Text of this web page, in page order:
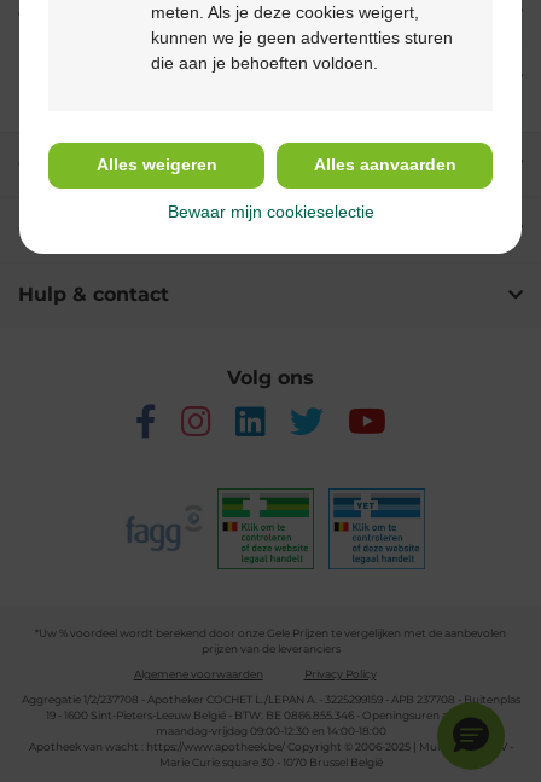
Onze diensten
Over Multipharma
Hulp & contact
Volg ons
*Uw % voordeel wordt berekend door onze Gele Prijzen te vergelijken met de aanbevolen
prijzen van de leveranciers
Algemene voorwaarden
Privacy Policy
Aggregatie 1/2/237708 - Apotheker COCHET L./LEPAN A. - 3225299159 - APB 237708 - Buitenplas
19 - 1600 Sint-Pieters-Leeuw België - BTW: BE 0866.855.346 - Openingsuren apotheek:
maandag-vrijdag 09:00-12:30 en 14:00-18:00
Apotheek van wacht :
https://www.apotheek.be/Copyright © 2006-2025 | Multipharma CV -
Marie Curie square 30 - 1070 Brussel België
meten. Als je deze cookies weigert,
kunnen we je geen advertentties sturen
die aan je behoeften voldoen.
Alles weigeren Alles aanvaarden
Bewaar mijn cookieselectie